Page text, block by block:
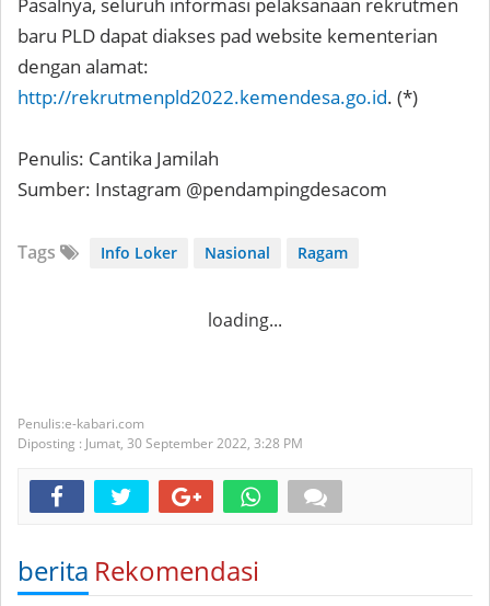
Pasalnya, seluruh informasi pelaksanaan rekrutmen
baru PLD dapat diakses pad website kementerian
dengan alamat:
http://rekrutmenpld2022.kemendesa.go.id. (*)
Penulis: Cantika Jamilah
Sumber: Instagram @pendampingdesacom
Tags Info Loker Nasional Ragam
loading...
e-kabari.com
Diposting : Jumat, 30 September 2022, 3:28 PM
berita Rekomendasi